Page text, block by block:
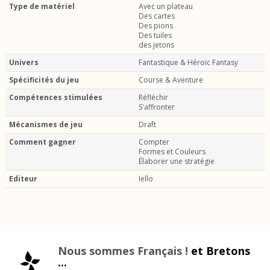
Type de matériel
Avec un plateau
Des cartes
Des pions
Des tuiles
des jetons
Univers
Fantastique & Héroïc Fantasy
Spécificités du jeu
Course & Aventure
Compétences stimulées
Réfléchir
S'affronter
Mécanismes de jeu
Draft
Comment gagner
Compter
Formes et Couleurs
Élaborer une stratégie
Editeur
Iello
Nous sommes Français ! et Bretons
...